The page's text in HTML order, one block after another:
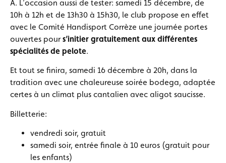
A. L’occasion aussi de tester: samedi 15 décembre, de
10h à 12h et de 13h30 à 15h30, le club propose en effet
avec le Comité Handisport Corrèze une journée portes
ouvertes pours’initier gratuitement aux différentes
spécialités de pelote.
Et tout se finira, samedi 16 décembre à 20h, dans la
tradition avec une chaleureuse soirée bodega, adaptée
certes à un climat plus cantalien avec aligot saucisse.
Billetterie:
vendredi soir, gratuit
samedi soir, entrée finale à 10 euros (gratuit pour
les enfants)